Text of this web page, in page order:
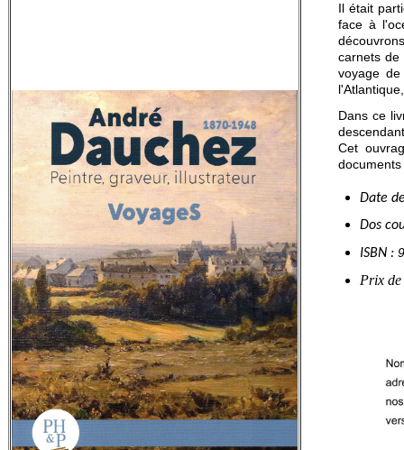
Il était
face à
carnets de
voyage
Dans ce
Cet
Date
Dos
ISBN :
Prix